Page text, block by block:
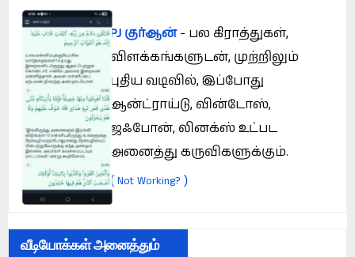
PJ குர்ஆன்- பல கிராத்துகள்,
விளக்கங்களுடன், முற்றிலும்
புதிய வடிவில், இப்போது
ஆன்ட்ராய்டு, வின்டோஸ்,
ஜஃபோன், லினக்ஸ் உட்பட
அனைத்து கருவிகளுக்கும்.
(Not Working? )
வீடியோக்கள் அனைத்தும்